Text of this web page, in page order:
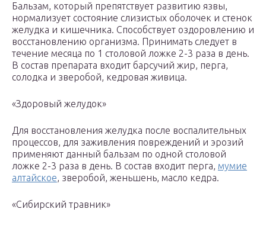
Бальзам, который препятствует развитию язвы,
нормализует состояние слизистых оболочек и стенок
желудка и кишечника. Способствует оздоровлению и
восстановлению организма. Принимать следует в
течение месяца по 1 столовой ложке 2-3 раза в день.
В состав препарата входит барсучий жир, перга,
солодка и зверобой, кедровая живица.
«Здоровый желудок»
Для восстановления желудка после воспалительных
процессов, для заживления повреждений и эрозий
применяют данный бальзам по одной столовой
ложке 2-3 раза в день. В состав входит перга, мумие
алтайское, зверобой, женьшень, масло кедра.
«Сибирский травник»